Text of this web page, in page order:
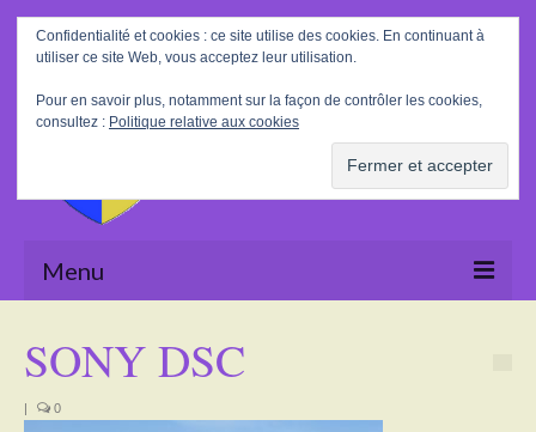
Rechercher
:
Menu
La Mairie
SONY DSC
| 0
Confidentialité et cookies : ce site utilise des cookies. En continuant à
utiliser ce site Web, vous acceptez leur utilisation.
Pour en savoir plus, notamment sur la façon de contrôler les cookies,
consultez : Politique relative aux cookies